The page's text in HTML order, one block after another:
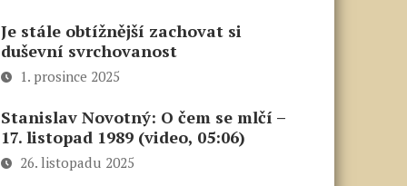
Je stále obtížnější zachovat si
duševní svrchovanost
1. prosince 2025
Stanislav Novotný: O čem se mlčí –
17. listopad 1989 (video, 05:06)
26. listopadu 2025